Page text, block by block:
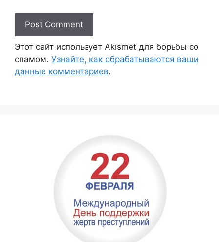
Этот сайт использует Akismet для борьбы со
спамом. Узнайте, как обрабатываются ваши
данные комментариев.